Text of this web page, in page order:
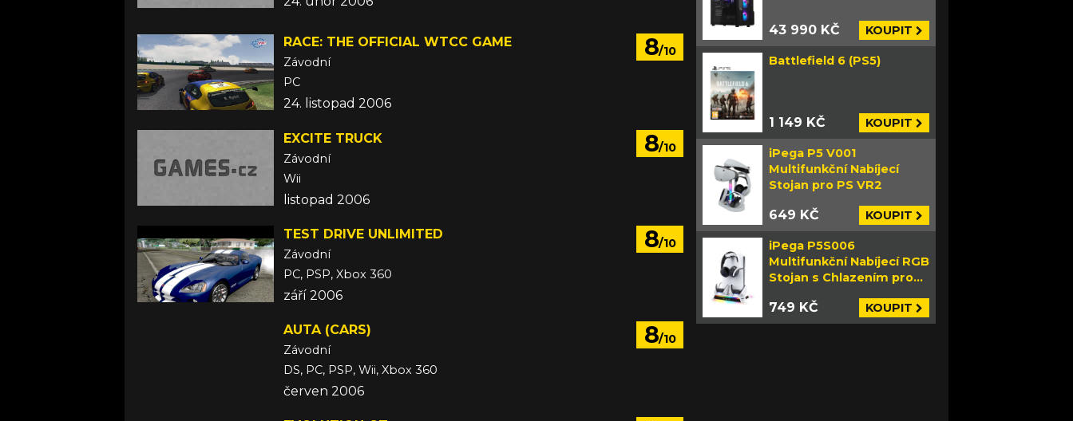
8/10
RACE: THE OFFICIAL WTCC GAME
Závodní
PC
24. listopad 2006
8/10
EXCITE TRUCK
Závodní
Wii
listopad 2006
8/10
TEST DRIVE UNLIMITED
Závodní
PC, PSP, Xbox 360
září 2006
8/10
AUTA (CARS)
Závodní
DS, PC, PSP, Wii, Xbox 360
červen 2006
43 990 KČ KOUPIT
Battlefield 6 (PS5)
1 149 KČ KOUPIT
iPega P5 V001
Multifunkční Nabíjecí
Stojan pro PS VR2
649 KČ KOUPIT
iPega P5S006
Multifunkční Nabíjecí RGB
Stojan s Chlazením pro
749 KČ KOUPIT